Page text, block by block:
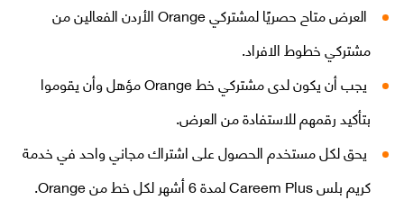
Max it
Orange Money
المساعدة
العرض متاح حصريًا لمشتركي Orange الأردن الفعالين من
مشتركي خطوط الافراد.
يجب أن يكون لدى مشتركي خط Orange مؤهل وأن يقوموا
بتأكيد رقمهم للاستفادة من العرض.
يحق لكل مستخدم الحصول على اشتراك مجاني واحد في خدمة
كريم بلس Careem Plus لمدة 6 أشهر لكل خط من Orange.